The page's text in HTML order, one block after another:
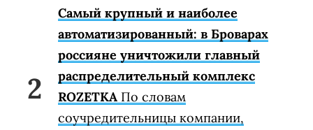
Самый крупный и наиболее
автоматизированный: в Броварах
россияне уничтожили главный
распределительный комплекс
ROZETKA По словам
соучредительницы компании,